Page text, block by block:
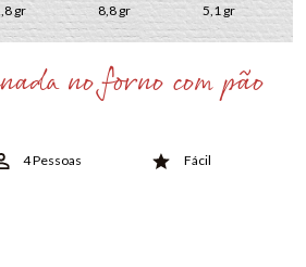
gr
8,8 gr
5,1 gr
no forno com pão
4 Pessoas Fácil